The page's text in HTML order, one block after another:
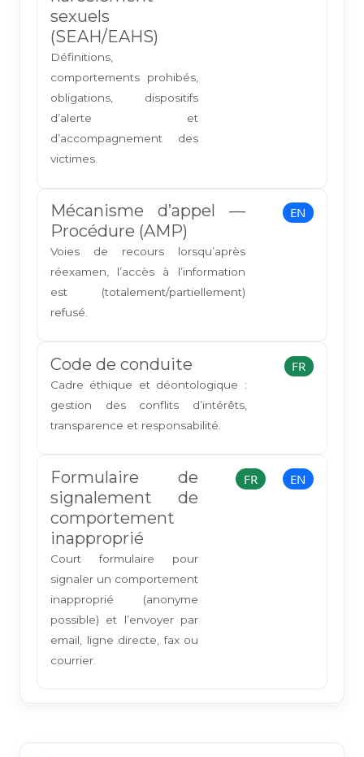
sexuels
(SEAH/EAHS)
Définitions,
comportements prohibés,
obligations, dispositifs
d’alerte et
d’accompagnement des
victimes.
Mécanisme d’appel —
Procédure (AMP)
Voies de recours lorsqu’après
réexamen, l’accès à l’information
est (totalement/partiellement)
refusé.
EN
Code de conduite
Cadre éthique et déontologique :
gestion des conflits d’intérêts,
transparence et responsabilité.
FR
Formulaire de
signalement de
comportement
inapproprié
Court formulaire pour
signaler un comportement
inapproprié (anonyme
possible) et l’envoyer par
email, ligne directe, fax ou
courrier.
FR EN